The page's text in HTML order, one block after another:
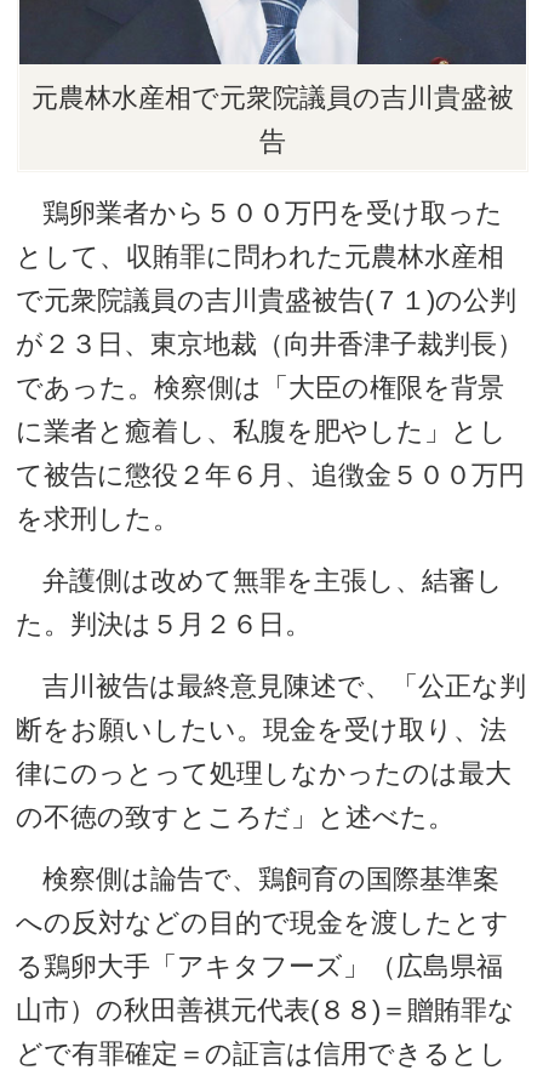
元農林水産相で元衆院議員の吉川貴盛被
告
鶏卵業者から５００万円を受け取った
として、収賄罪に問われた元農林水産相
で元衆院議員の吉川貴盛被告(７１)の公判
が２３日、東京地裁（向井香津子裁判長）
であった。検察側は「大臣の権限を背景
に業者と癒着し、私腹を肥やした」とし
て被告に懲役２年６月、追徴金５００万円
を求刑した。
弁護側は改めて無罪を主張し、結審し
た。判決は５月２６日。
吉川被告は最終意見陳述で、「公正な判
断をお願いしたい。現金を受け取り、法
律にのっとって処理しなかったのは最大
の不徳の致すところだ」と述べた。
検察側は論告で、鶏飼育の国際基準案
への反対などの目的で現金を渡したとす
る鶏卵大手「アキタフーズ」（広島県福
山市）の秋田善祺元代表(８８)＝贈賄罪な
どで有罪確定＝の証言は信用できるとし